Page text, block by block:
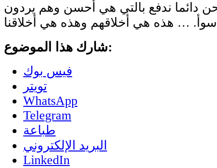
دائما ندفع بالتي هي أحسن وهم يردون
شارك هذا الموضوع:
فيس بوك
تويتر
WhatsApp
Telegram
طباعة
البريد الإلكتروني
LinkedIn